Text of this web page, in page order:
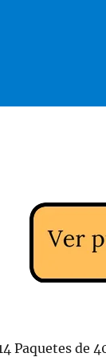
Paquetes de